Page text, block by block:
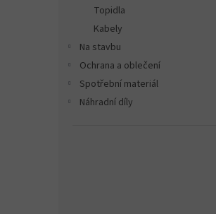
Topidla
Kabely
Na stavbu
Ochrana a oblečení
Spotřební materiál
Náhradní díly